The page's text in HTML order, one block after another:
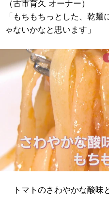
（古市育久 オーナー）
「もちもちっとした、乾
ゃないかなと思います」
トマトのさわやかな酸味